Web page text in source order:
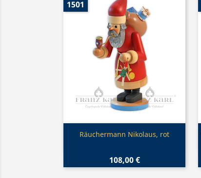
Vorschau
Räuchermann Nikolaus, rot
108,00 €
1501